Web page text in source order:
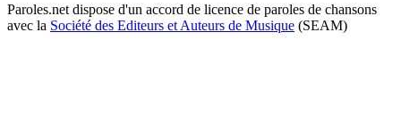
Paroles.net dispose d'un accord de licence de paroles de chansons
avec la Société des Editeurs et Auteurs de Musique (SEAM)